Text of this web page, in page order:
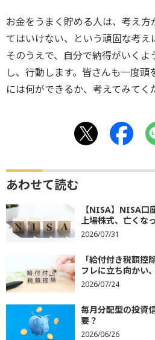
お金をうまく貯める人は、考え方
てはいけない、という頑固な考え
そのうえで、自分で納得がいくよ
し、行動します。皆さんも一度
には何ができるか、考えてみてく
あわせて読む
【NISA】NISA口
上場株式、亡くな
2026/07/31
「給付付き税額控
フレに立ち向かい
2026/07/24
毎月分配型の投資
要？
2026/06/26